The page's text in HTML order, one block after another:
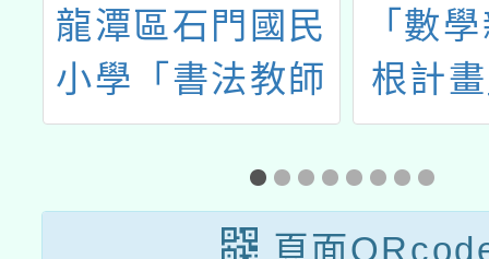
龍潭區石門國民
小學「書法教師
工作坊」研習課
「數
根計
學年
假教
上研
頁面